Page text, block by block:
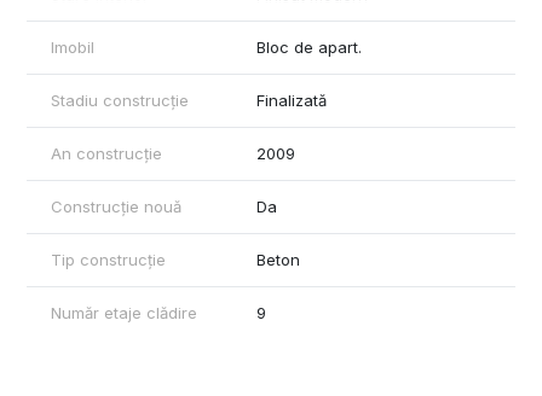
Imobil Bloc de apart.
Stadiu construcție Finalizată
An construcție 2009
Construcție nouă Da
Tip construcție Beton
Număr etaje clădire 9